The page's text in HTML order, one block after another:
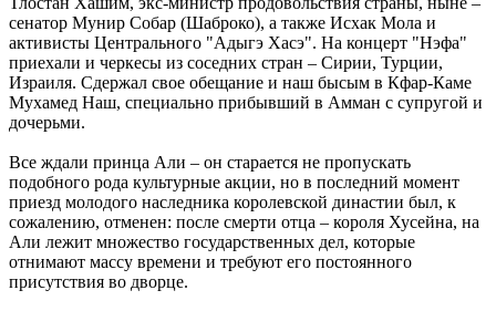
сенатор Мунир Собар (Шаброко), а также Исхак Мола и
активисты Центрального "Адыгэ Хасэ". На концерт "Нэфа"
приехали и черкесы из соседних стран – Сирии, Турции,
Израиля. Сдержал свое обещание и наш бысым в Кфар-Каме
Мухамед Наш, специально прибывший в Амман с супругой и
дочерьми.
Все ждали принца Али – он старается не пропускать
подобного рода культурные акции, но в последний момент
приезд молодого наследника королевской династии был, к
сожалению, отменен: после смерти отца – короля Хусейна, на
Али лежит множество государственных дел, которые
отнимают массу времени и требуют его постоянного
присутствия во дворце.